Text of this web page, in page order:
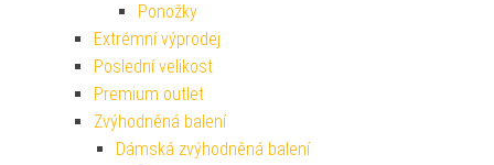
Ponožky
Extrémní výprodej
Poslední velikost
Premium outlet
Zvýhodněná balení
Dámská zvýhodněná balení